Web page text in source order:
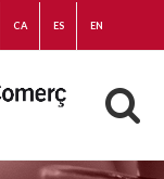
CA ES EN